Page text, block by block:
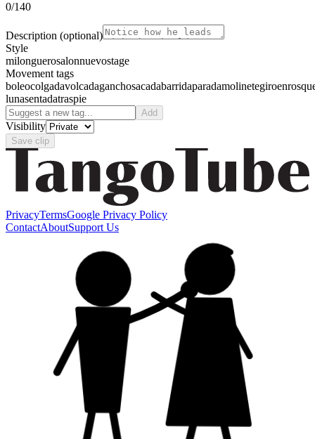
0/140
Description (optional)
Style
milonguerosalonnuevostage
Movement tags
boleocolgadavolcadaganchosacadabarridaparadamolinetegiro
lunasentadatraspie
Add
Visibility
Save clip
PrivacyTermsGoogle Privacy Policy
ContactAboutSupport Us